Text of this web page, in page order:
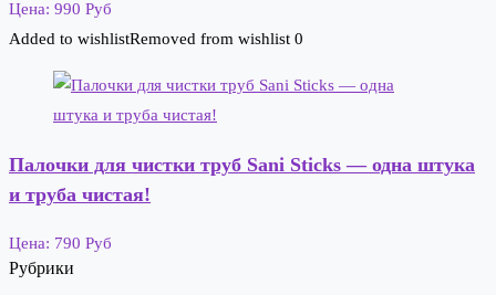
Цена: 990 Руб
Added to wishlistRemoved from wishlist 0
Палочки для чистки труб Sani Sticks — одна штука
и труба чистая!
Цена: 790 Руб
Рубрики